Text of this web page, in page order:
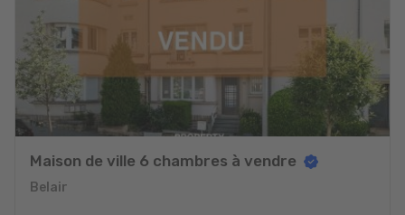
Maison de ville 6 chambres à vendre
Belair